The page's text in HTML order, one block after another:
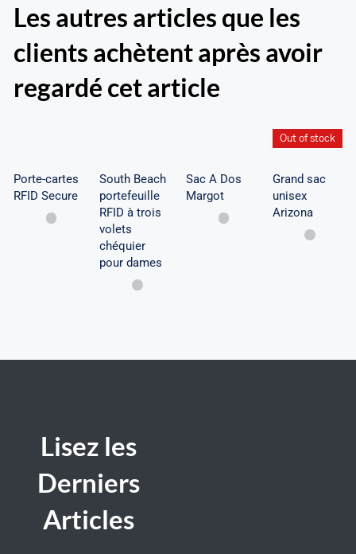
Les autres articles que les
clients achètent après avoir
regardé cet article
Porte-
Secure
Porte-cartes
RFID Secure
South
portefeuille
chéquier
pour
dames
South Beach
portefeuille
RFID à trois
volets
chéquier
pour dames
Sac A Dos
Margot
Out of stock
sac
unisex
Arizona
Grand sac
unisex
Arizona
Lisez les
Derniers
Articles